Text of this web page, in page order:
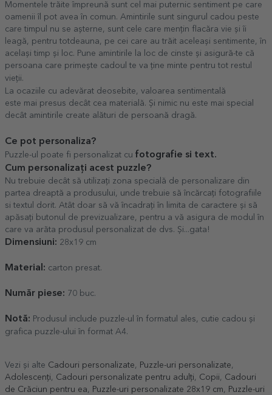
Momentele trăite împreună sunt cel mai puternic sentiment pe care
oamenii îl pot avea în comun. Amintirile sunt singurul cadou peste
care timpul nu se așterne, sunt cele care mențin flacăra vie și îi
leagă, pentru totdeauna, pe cei care au trăit aceleași sentimente, în
același timp și loc. Pune amintirile la loc de cinste și asigură-te că
persoana care primește cadoul te va ține minte pentru tot restul
vieții.
La ocaziile cu adevărat deosebite, valoarea sentimentală
este mai presus decât cea materială. Și nimic nu este mai special
decât amintirile create alături de persoană dragă.
Ce pot personaliza?
Puzzle-ul poate fi personalizat cu fotografie si text.
Cum personalizați acest puzzle?
Nu trebuie decât să utilizați zona specială de personalizare din
partea dreaptă a produsului, unde trebuie să încărcați fotografiile
si textul dorit. Atât doar să vă încadrați în limita de caractere și să
apăsați butonul de previzualizare, pentru a vă asigura de modul în
care va arăta produsul personalizat de dvs. Și...gata!
Dimensiuni: 28x19 cm
Material: carton presat.
Număr piese: 70 buc.
Notă: Produsul include puzzle-ul în formatul ales, cutie cadou și
grafica puzzle-ului în format A4.
Vezi și alte Cadouri personalizate, Puzzle-uri personalizate,
Adolescenți, Cadouri personalizate pentru adulți, Copii, Cadouri
de Crăciun pentru ea, Puzzle-uri personalizate 28x19 cm, Puzzle-uri